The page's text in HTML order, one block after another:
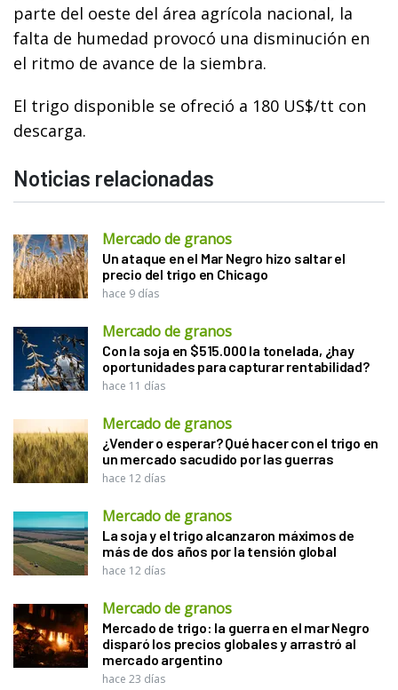
parte del oeste del área agrícola nacional, la
falta de humedad provocó una disminución en
el ritmo de avance de la siembra.
El trigo disponible se ofreció a 180 US$/tt con
descarga.
Noticias relacionadas
Mercado de granos
Un ataque en el Mar Negro hizo saltar el
precio del trigo en Chicago
hace 9 días
Mercado de granos
Con la soja en $515.000 la tonelada, ¿hay
oportunidades para capturar rentabilidad?
hace 11 días
Mercado de granos
¿Vender o esperar? Qué hacer con el trigo en
un mercado sacudido por las guerras
hace 12 días
Mercado de granos
La soja y el trigo alcanzaron máximos de
más de dos años por la tensión global
hace 12 días
Mercado de granos
Mercado de trigo: la guerra en el mar Negro
disparó los precios globales y arrastró al
mercado argentino
hace 23 días